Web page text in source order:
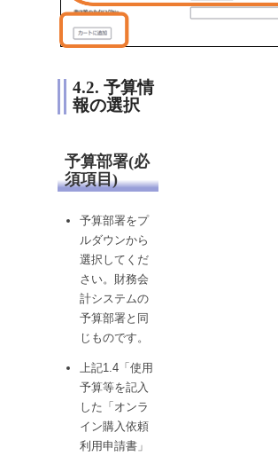
4.2. 予算情
報の選択
予算部署(必
須項目)
予算部署をプ
ルダウンから
選択してくだ
さい。財務会
計システムの
予算部署と同
じものです。
上記1.4「使用
予算等を記入
した「オンラ
イン購入依頼
利用申請書」